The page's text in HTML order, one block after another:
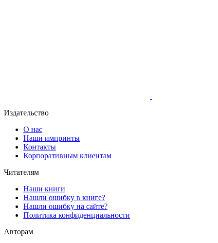
Издательство
О нас
Наши импринты
Контакты
Корпоративным клиентам
Читателям
Наши книги
Нашли ошибку в книге?
Нашли ошибку на сайте?
Политика конфиденциальности
Авторам